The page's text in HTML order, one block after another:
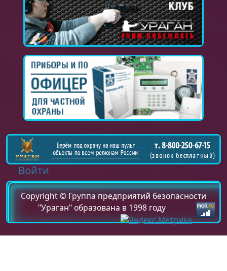
Войти
Copyright © Группа предприятий безопасности
"Ураган" образована в 1998 году